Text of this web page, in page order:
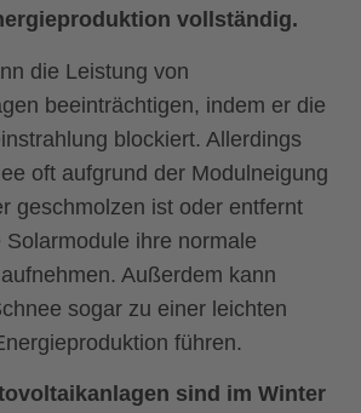
vollständig.
die Leistung von
beeinträchtigen, indem er die
blockiert. Allerdings
oft aufgrund der Modulneigung
geschmolzen ist oder entfernt
ihre normale
Außerdem kann
sogar zu einer leichten
führen.
sind im Winter